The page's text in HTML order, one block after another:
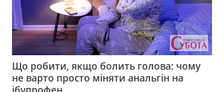
Що робити, якщо болить голова: чому
не варто просто міняти анальгін на